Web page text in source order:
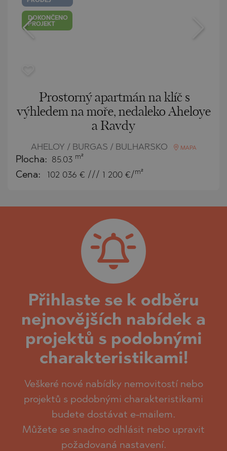
DOKONČENO
PROJEKT
Prostorný apartmán na klíč s
výhledem na moře, nedaleko Aheloye
a Ravdy
AHELOY / BURGAS / BULHARSKO MAPA
Plocha: 85.03 m²
Cena: 102 036 € /// 1 200 €/ m²
Přihlaste se k odběru
nejnovějších nabídek a
projektů s podobnými
charakteristikami!
Veškeré nové nabídky nemovitostí nebo
projektů s podobnými charakteristikami
budete dostávat e-mailem.
Můžete se snadno odhlásit nebo upravit
požadovaná nastavení.